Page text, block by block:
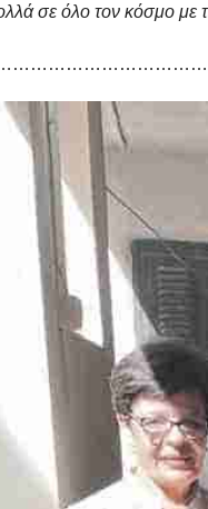
σε όλο τον κόσμο με